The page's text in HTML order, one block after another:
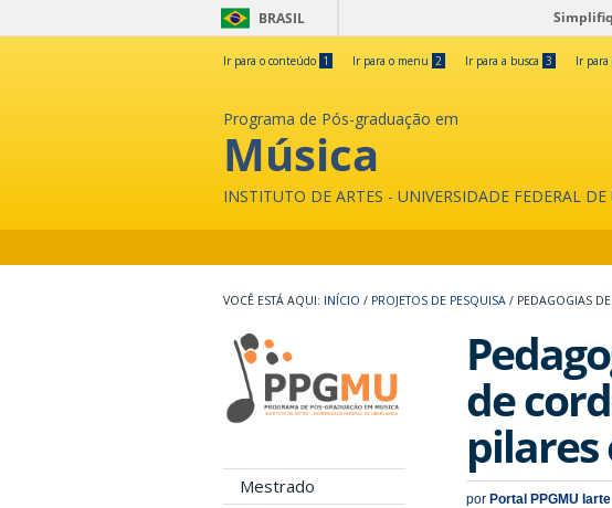
BRASIL
Ir para o conteúdo 1 Ir para o menu 2 Ir para a busca 3 Ir para
Programa de Pós-graduação em
Música
INSTITUTO DE ARTES - UNIVERSIDADE FEDERAL
INÍCIO / PROJETOS DE PESQUISA / PEDAGOGIAS
Mestrado
de
pilares
por Portal PPGMU Iarte